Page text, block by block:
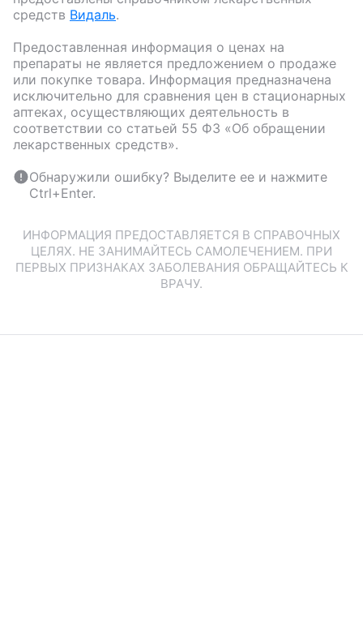
средств Видаль.
Предоставленная информация о ценах на
препараты не является предложением о продаже
или покупке товара. Информация предназначена
исключительно для сравнения цен в стационарных
аптеках, осуществляющих деятельность в
соответствии со статьей 55 ФЗ «Об обращении
лекарственных средств».
Обнаружили ошибку? Выделите ее и нажмите
Ctrl+Enter.
ИНФОРМАЦИЯ ПРЕДОСТАВЛЯЕТСЯ В СПРАВОЧНЫХ
ЦЕЛЯХ. НЕ ЗАНИМАЙТЕСЬ САМОЛЕЧЕНИЕМ. ПРИ
ПЕРВЫХ ПРИЗНАКАХ ЗАБОЛЕВАНИЯ ОБРАЩАЙТЕСЬ К
ВРАЧУ.